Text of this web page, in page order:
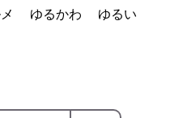
ゆるかわ ゆるい